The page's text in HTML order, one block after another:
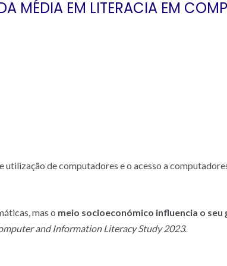
MÉDIA EM LITERACIA EM
de computadores e o acesso a
mas o meio socioeconómico influencia o seu
and Information Literacy Study 2023.